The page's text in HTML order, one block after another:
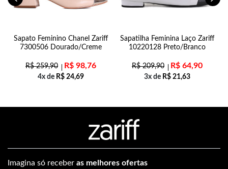
Sapato Feminino Chanel Zariff
7300506 Dourado/Creme
R$259,90 R$ 98,76
4x de R$ 24,69
Sapatilha Feminina Laço Zariff
10220128 Preto/Branco
R$209,90 R$ 64,90
3x de R$ 21,63
Imagina só receber as melhores ofertas